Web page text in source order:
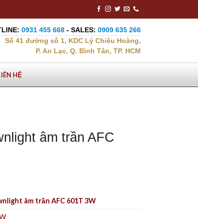
0931 455 668 - SALES: 0909 635 266
Số 41 đường số 1, KDC Lý Chiêu Hoàng,
P. An Lạc, Q. Bình Tân, TP. HCM
HỆ
âm trần AFC
âm trần AFC 601T 3W